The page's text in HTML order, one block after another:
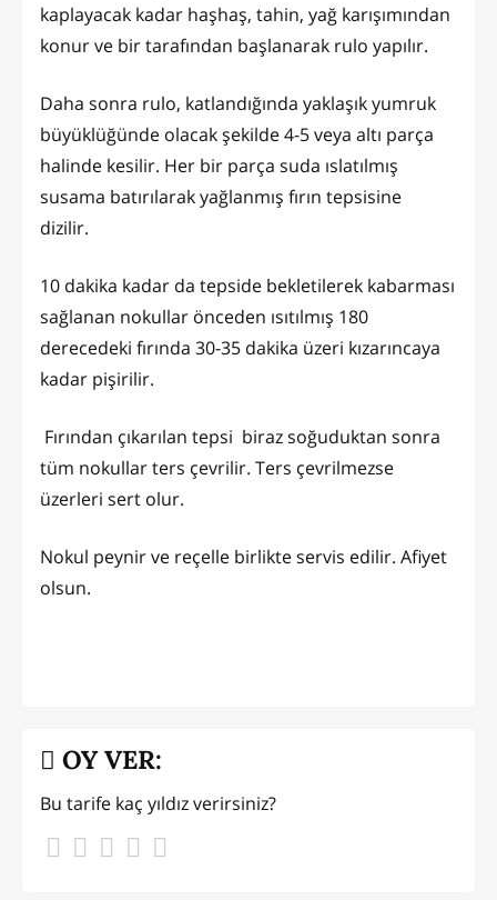
kaplayacak kadar haşhaş, tahin, yağ karışımından
konur ve bir tarafından başlanarak rulo yapılır.
Daha sonra rulo, katlandığında yaklaşık yumruk
büyüklüğünde olacak şekilde 4-5 veya altı parça
halinde kesilir. Her bir parça suda ıslatılmış
susama batırılarak yağlanmış fırın tepsisine
dizilir.
10 dakika kadar da tepside bekletilerek kabarması
sağlanan nokullar önceden ısıtılmış 180
derecedeki fırında 30-35 dakika üzeri kızarıncaya
kadar pişirilir.
Fırından çıkarılan tepsi biraz soğuduktan sonra
tüm nokullar ters çevrilir. Ters çevrilmezse
üzerleri sert olur.
Nokul peynir ve reçelle birlikte servis edilir. Afiyet
olsun.
OY VER:
Bu tarife kaç yıldız verirsiniz?